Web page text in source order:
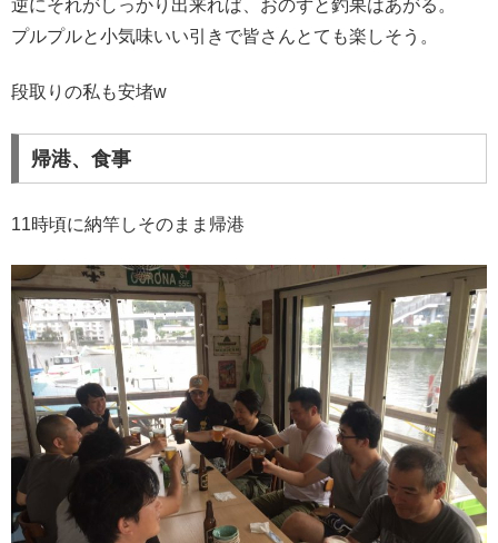
逆にそれがしっかり出来れば、おのずと釣果はあがる。
プルプルと小気味いい引きで皆さんとても楽しそう。
段取りの私も安堵w
帰港、食事
11時頃に納竿しそのまま帰港